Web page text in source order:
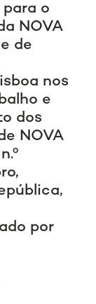
o
NOVA
de
nos
e
dos
NOVA
por